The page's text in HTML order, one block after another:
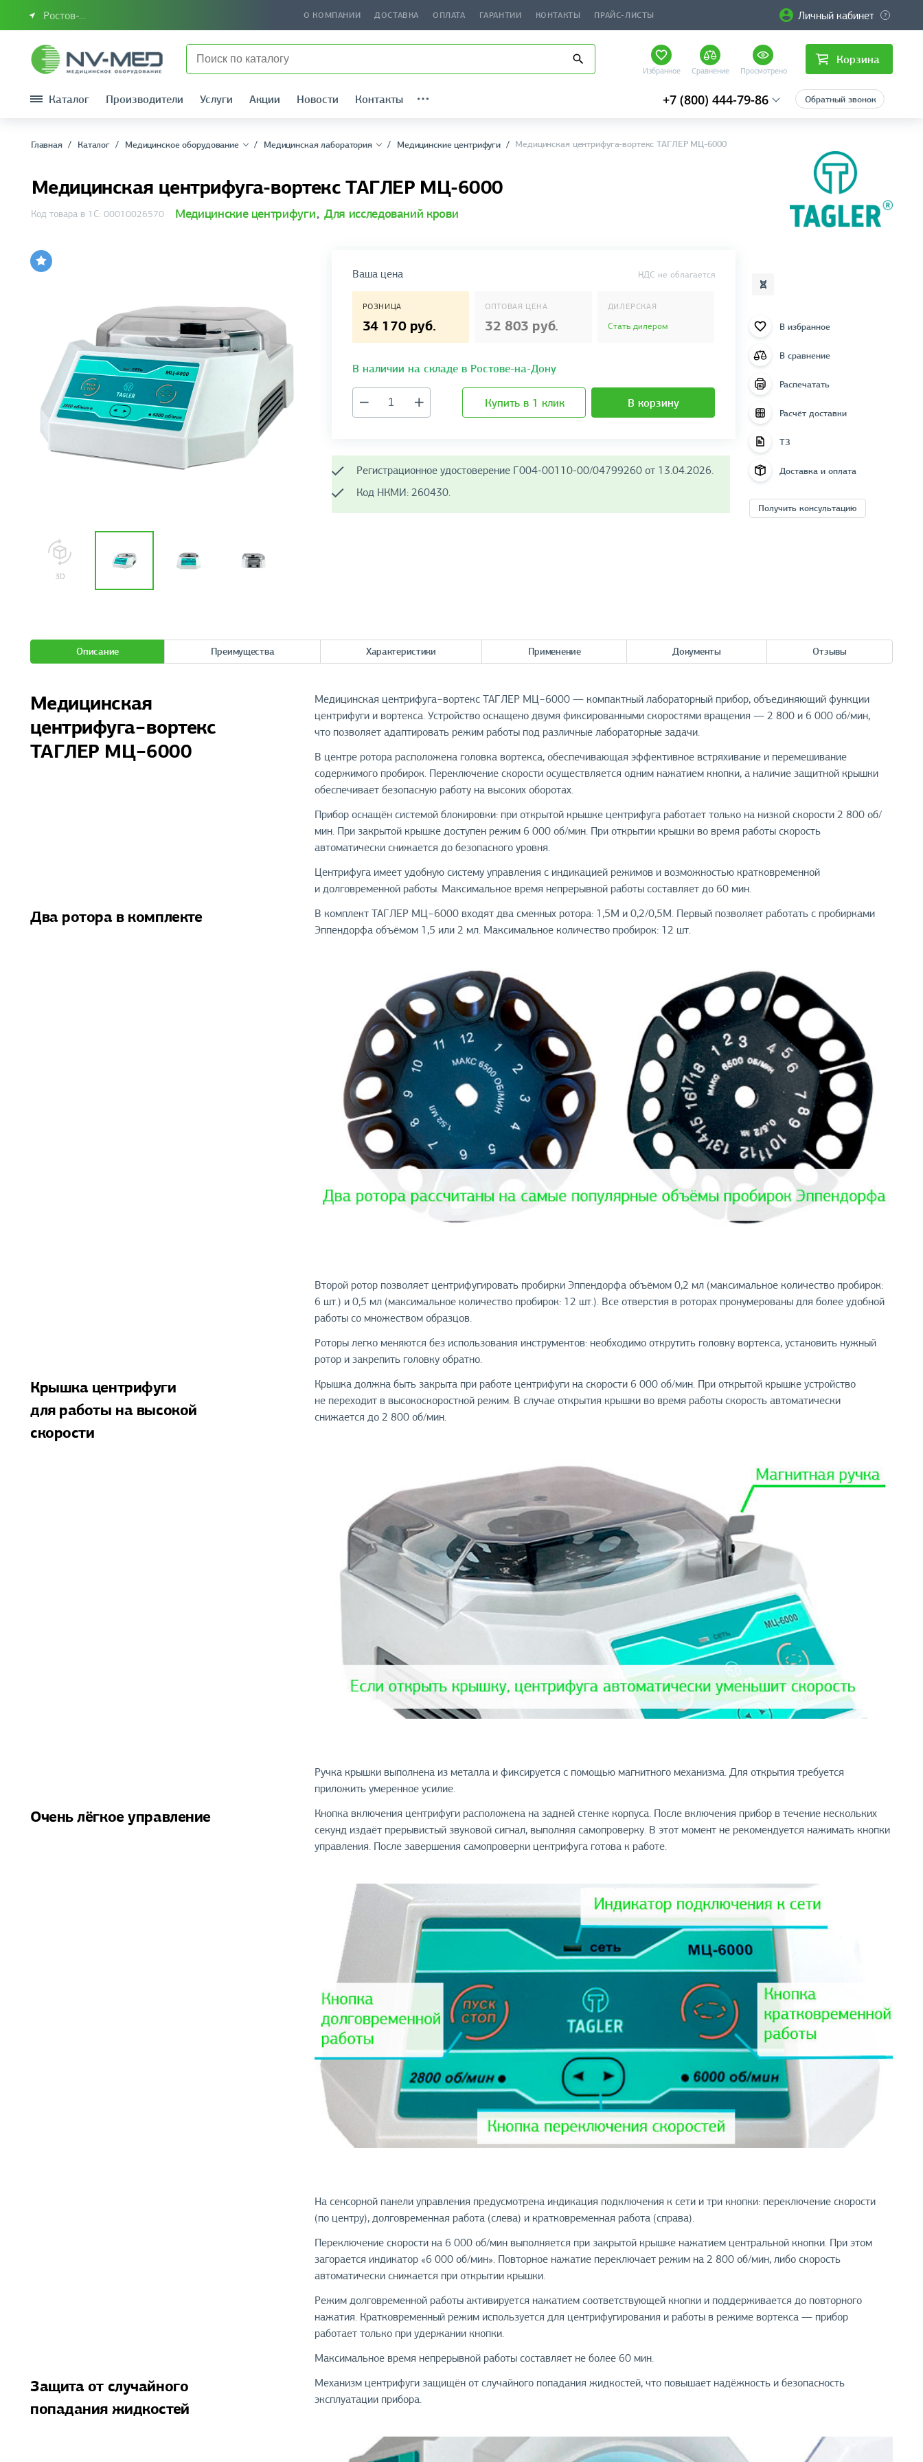
Ростов-на-Дону или Южный Федеральный округ О КОМПАНИИ ДОСТАВКА ОПЛАТА ГАРАНТИИ КОНТАКТЫ ПРАЙС-ЛИСТЫ Личный кабинет
Избранное Сравнение Просмотрено
Корзина
Каталог Производители Услуги Акции Новости Контакты +7 (800) 444-79-86 Обратный звонок
Главная Каталог Медицинское оборудование Медицинская лаборатория Медицинские центрифуги Медицинская центрифуга-вортекс ТАГЛЕР МЦ-6000
Медицинская центрифуга-вортекс ТАГЛЕР МЦ-6000
Код товара в 1С: 00010026570 Медицинские центрифуги, Для исследований крови
Ваша цена НДС не облагается
РОЗНИЦА
34 170 руб.
ОПТОВАЯ ЦЕНА
32 803 руб.
ДИЛЕРСКАЯ
Стать дилером
В наличии на складе в Ростове-на-Дону
Купить в 1 клик В корзину
Регистрационное удостоверение Г004-00110-00/04799260 от 13.04.2026.
Код НКМИ: 260430.
В избранное
В сравнение
Распечатать
Расчёт доставки
ТЗ
Доставка и оплата
Получить консультацию
Описание Преимущества Характеристики Применение Документы Отзывы
Медицинская
центрифуга−вортекс
ТАГЛЕР МЦ−6000
Медицинская центрифуга−вортекс ТАГЛЕР МЦ−6000 — компактный лабораторный прибор, объединяющий функции
центрифуги и вортекса. Устройство оснащено двумя фиксированными скоростями вращения — 2 800 и 6 000 об/мин,
что позволяет адаптировать режим работы под различные лабораторные задачи.
В центре ротора расположена головка вортекса, обеспечивающая эффективное встряхивание и перемешивание
содержимого пробирок. Переключение скорости осуществляется одним нажатием кнопки, а наличие защитной крышки
обеспечивает безопасную работу на высоких оборотах.
Прибор оснащён системой блокировки: при открытой крышке центрифуга работает только на низкой скорости 2 800 об/
мин. При закрытой крышке доступен режим 6 000 об/мин. При открытии крышки во время работы скорость
автоматически снижается до безопасного уровня.
Центрифуга имеет удобную систему управления с индикацией режимов и возможностью кратковременной
и долговременной работы. Максимальное время непрерывной работы составляет до 60 мин.
Два ротора в комплекте
В комплект ТАГЛЕР МЦ−6000 входят два сменных ротора: 1,5М и 0,2/0,5М. Первый позволяет работать с пробирками
Эппендорфа объёмом 1,5 или 2 мл. Максимальное количество пробирок: 12 шт.
Второй ротор позволяет центрифугировать пробирки Эппендорфа объёмом 0,2 мл (максимальное количество пробирок:
6 шт.) и 0,5 мл (максимальное количество пробирок: 12 шт.). Все отверстия в роторах пронумерованы для более удобной
работы со множеством образцов.
Роторы легко меняются без использования инструментов: необходимо открутить головку вортекса, установить нужный
ротор и закрепить головку обратно.
Крышка центрифуги
для работы на высокой
скорости
Крышка должна быть закрыта при работе центрифуги на скорости 6 000 об/мин. При открытой крышке устройство
не переходит в высокоскоростной режим. В случае открытия крышки во время работы скорость автоматически
снижается до 2 800 об/мин.
Ручка крышки выполнена из металла и фиксируется с помощью магнитного механизма. Для открытия требуется
приложить умеренное усилие.
Очень лёгкое управление
Кнопка включения центрифуги расположена на задней стенке корпуса. После включения прибор в течение нескольких
секунд издаёт прерывистый звуковой сигнал, выполняя самопроверку. В этот момент не рекомендуется нажимать кнопки
управления. После завершения самопроверки центрифуга готова к работе.
На сенсорной панели управления предусмотрена индикация подключения к сети и три кнопки: переключение скорости
(по центру), долговременная работа (слева) и кратковременная работа (справа).
Переключение скорости на 6 000 об/мин выполняется при закрытой крышке нажатием центральной кнопки. При этом
загорается индикатор «6 000 об/мин». Повторное нажатие переключает режим на 2 800 об/мин, либо скорость
автоматически снижается при открытии крышки.
Режим долговременной работы активируется нажатием соответствующей кнопки и поддерживается до повторного
нажатия. Кратковременный режим используется для центрифугирования и работы в режиме вортекса — прибор
работает только при удержании кнопки.
Максимальное время непрерывной работы составляет не более 60 мин.
Защита от случайного
попадания жидкостей
Механизм центрифуги защищён от случайного попадания жидкостей, что повышает надёжность и безопасность
эксплуатации прибора.